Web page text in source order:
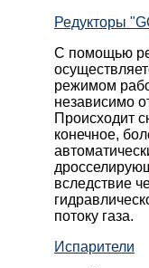
Редукторы
С помощью
режимом
независимо
Происходит
конечное,
вследствие
потоку газа.
Испарители